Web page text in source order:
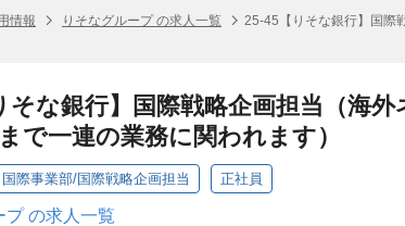
情報 りそなグループ の求人一覧
25-45【りそな銀行】国際
そな銀行】国際戦略企画担当（海
で一連の業務に関われます）
国際事業部/国際戦略企画担当 正社員
プ の求人一覧